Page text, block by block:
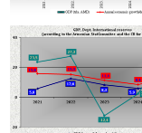
Հայաստանը կսկսի
վարկանիշներով